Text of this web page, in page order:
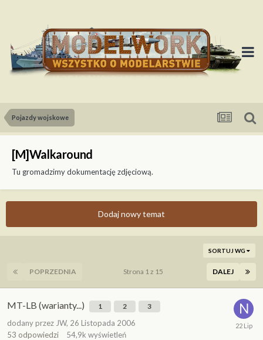
Pojazdy wojskowe
[M]Walkaround
Tu gromadzimy dokumentację zdjęciową.
Dodaj nowy temat
SORTUJ WG
POPRZEDNIA DALEJ
Strona 1 z 15
MT-LB (warianty...) 1 2 3
dodany przez JW, 26 Listopada 2006
53 odpowiedzi 54,9k wyświetleń